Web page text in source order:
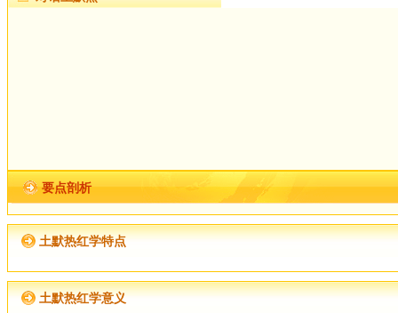
要点剖析
土默热红学特点
土默热红学意义